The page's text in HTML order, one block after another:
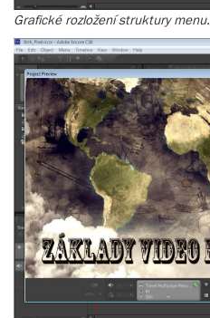
Grafické rozložení struktury menu.